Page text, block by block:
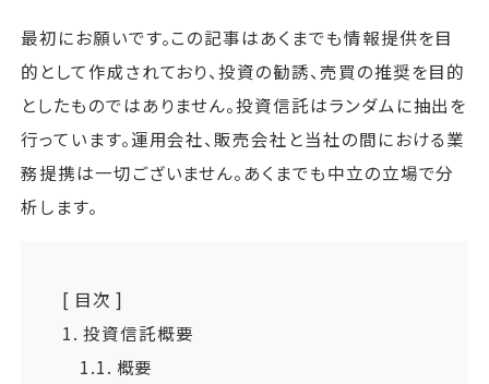
最初にお願いです。この記事はあくまでも情報提供を目
的として作成されており、投資の勧誘、売買の推奨を目的
としたものではありません。投資信託はランダムに抽出を
行っています。運用会社、販売会社と当社の間における業
務提携は一切ございません。あくまでも中立の立場で分
析します。
[ 目次 ]
1. 投資信託概要
1.1. 概要